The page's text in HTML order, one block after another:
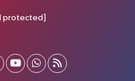
protected]